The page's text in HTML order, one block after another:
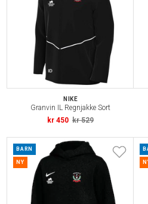
NIKE
Granvin IL Regnjakke Sort
kr 450 kr 529
BARN
NY